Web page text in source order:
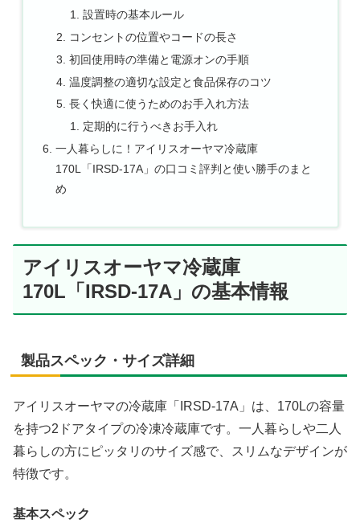
設置時の基本ルール
コンセントの位置やコードの長さ
初回使用時の準備と電源オンの手順
温度調整の適切な設定と食品保存のコツ
長く快適に使うためのお手入れ方法
定期的に行うべきお手入れ
一人暮らしに！アイリスオーヤマ冷蔵庫
170L「IRSD-17A」の口コミ評判と使い勝手のまと
め
アイリスオーヤマ冷蔵庫
170L「IRSD-17A」の基本情報
製品スペック・サイズ詳細
アイリスオーヤマの冷蔵庫「IRSD-17A」は、170Lの容量
を持つ2ドアタイプの冷凍冷蔵庫です。一人暮らしや二人
暮らしの方にピッタリのサイズ感で、スリムなデザインが
特徴です。
基本スペック